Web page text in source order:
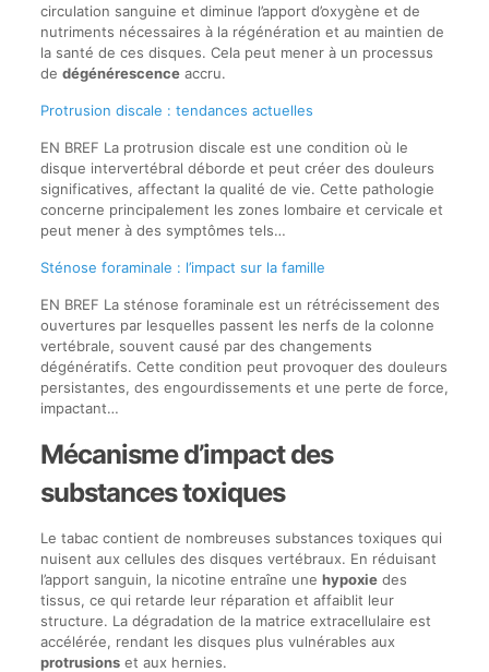
circulation sanguine et diminue l’apport d’oxygène et de
nutriments nécessaires à la régénération et au maintien de
la santé de ces disques. Cela peut mener à un processus
de dégénérescenceaccru.
Protrusion discale : tendances actuelles
EN BREF La protrusion discale est une condition où le
disque intervertébral déborde et peut créer des douleurs
significatives, affectant la qualité de vie. Cette pathologie
concerne principalement les zones lombaire et cervicale et
peut mener à des symptômes tels…
Sténose foraminale : l’impact sur la famille
EN BREF La sténose foraminale est un rétrécissement des
ouvertures par lesquelles passent les nerfs de la colonne
vertébrale, souvent causé par des changements
dégénératifs. Cette condition peut provoquer des douleurs
persistantes, des engourdissements et une perte de force,
impactant…
Mécanisme d’impact des
substances toxiques
Le tabac contient de nombreuses substances toxiques qui
nuisent aux cellules des disques vertébraux. En réduisant
l’apport sanguin, la nicotine entraîne une hypoxiedes
tissus, ce qui retarde leur réparation et affaiblit leur
structure. La dégradation de la matrice extracellulaire est
accélérée, rendant les disques plus vulnérables aux
protrusionset aux hernies.